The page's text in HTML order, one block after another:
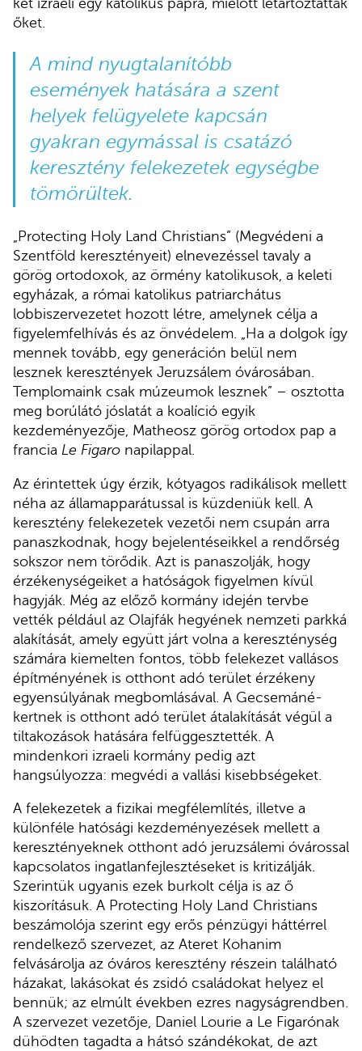
két izraeli egy katolikus papra, mielőtt letartóztatták
őket.
A mind nyugtalanítóbb
események hatására a szent
helyek felügyelete kapcsán
gyakran egymással is csatázó
keresztény felekezetek egységbe
tömörültek.
„Protecting Holy Land Christians” (Megvédeni a
Szentföld keresztényeit) elnevezéssel tavaly a
görög ortodoxok, az örmény katolikusok, a keleti
egyházak, a római katolikus patriarchátus
lobbiszervezetet hozott létre, amelynek célja a
figyelemfelhívás és az önvédelem. „Ha a dolgok így
mennek tovább, egy generáción belül nem
lesznek keresztények Jeruzsálem óvárosában.
Templomaink csak múzeumok lesznek” – osztotta
meg borúlátó jóslatát a koalíció egyik
kezdeményezője, Matheosz görög ortodox pap a
francia Le Figaro napilappal.
Az érintettek úgy érzik, kótyagos radikálisok mellett
néha az államapparátussal is küzdeniük kell. A
keresztény felekezetek vezetői nem csupán arra
panaszkodnak, hogy bejelentéseikkel a rendőrség
sokszor nem törődik. Azt is panaszolják, hogy
érzékenységeiket a hatóságok figyelmen kívül
hagyják. Még az előző kormány idején tervbe
vették például az Olajfák hegyének nemzeti parkká
alakítását, amely együtt járt volna a kereszténység
számára kiemelten fontos, több felekezet vallásos
építményének is otthont adó terület érzékeny
egyensúlyának megbomlásával. A Gecsemáné-
kertnek is otthont adó terület átalakítását végül a
tiltakozások hatására felfüggesztették. A
mindenkori izraeli kormány pedig azt
hangsúlyozza: megvédi a vallási kisebbségeket.
A felekezetek a fizikai megfélemlítés, illetve a
különféle hatósági kezdeményezések mellett a
keresztényeknek otthont adó jeruzsálemi óvárossal
kapcsolatos ingatlanfejlesztéseket is kritizálják.
Szerintük ugyanis ezek burkolt célja is az ő
kiszorításuk. A Protecting Holy Land Christians
beszámolója szerint egy erős pénzügyi háttérrel
rendelkező szervezet, az Ateret Kohanim
felvásárolja az óváros keresztény részein található
házakat, lakásokat és zsidó családokat helyez el
bennük; az elmúlt években ezres nagyságrendben.
A szervezet vezetője, Daniel Lourie a Le Figarónak
dühödten tagadta a hátsó szándékokat, de azt